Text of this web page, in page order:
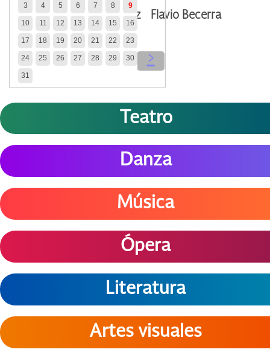
Héctor Cruz Flavio Becerra
‹ ›
3 4 5 6 7 8 9
10 11 12 13 14 15 16
17 18 19 20 21 22 23
24 25 26 27 28 29 30
31
Teatro
Danza
Música
Ópera
Literatura
Artes visuales